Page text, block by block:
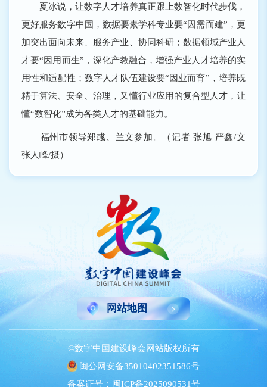
夏冰说，让数字人才培养真正跟上数智化时代步伐，
更好服务数字中国，数据要素学科专业要“因需而建”，更
加突出面向未来、服务产业、协同科研；数据领域产业人
才要“因用而生”，深化产教融合，增强产业人才培养的实
用性和适配性；数字人才队伍建设要“因业而育”，培养既
精于算法、安全、治理，又懂行业应用的复合型人才，让
懂“数智化”成为各类人才的基础能力。
福州市领导郑彧、兰文参加。（记者 张旭 严鑫/文
张人峰/摄）
网站地图
©数字中国建设峰会网站版权所有
闽公网安备35010402351586号
备案证号：闽ICP备2025090531号